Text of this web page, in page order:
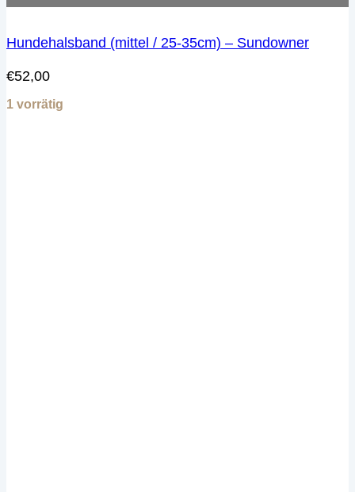
Hundehalsband (mittel / 25-35cm) – Sundowner
€52,00
1 vorrätig